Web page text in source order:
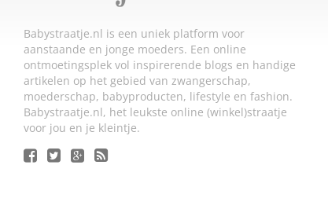
Babystraatje.nl is een uniek platform voor
aanstaande en jonge moeders. Een online
ontmoetingsplek vol inspirerende blogs en handige
artikelen op het gebied van zwangerschap,
moederschap, babyproducten, lifestyle en fashion.
Babystraatje.nl, het leukste online (winkel)straatje
voor jou en je kleintje.